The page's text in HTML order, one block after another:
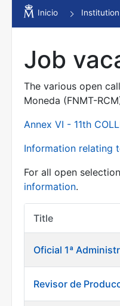
Show/Hide
Show/Hide
Show/Hide
Inicio Institution
Job
The various open
Moneda (FNMT-
Annex VI - 11th
Information relating
For all open
information.
Title
Oficial 1ª
Revisor de